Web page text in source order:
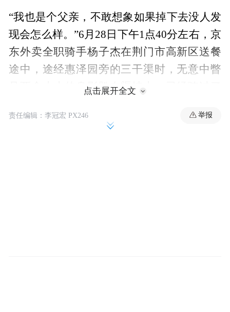
“我也是个父亲，不敢想象如果掉下去没人发
现会怎么样。”6月28日下午1点40分左右，京
东外卖全职骑手杨子杰在荆门市高新区送餐
途中，途经惠泽园旁的三干渠时，无意中瞥
见两个小小的身影趴在渠坡上。已经骑过了
“我问他们在这里干什么，万一掉下去怎么
点击展开全文
责任编辑：李冠宏 PX246 举报